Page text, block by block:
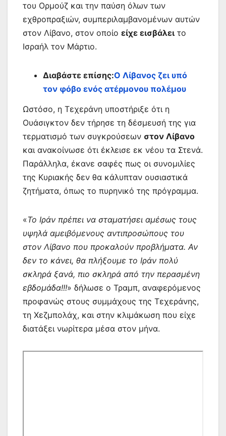
του Ορμούζ και την παύση όλων των
εχθροπραξιών, συμπεριλαμβανομένων αυτών
στον Λίβανο, στον οποίο είχε εισβάλει το
Ισραήλ τον Μάρτιο.
Διαβάστε επίσης:Ο Λίβανος ζει υπό
τον φόβο ενός ατέρμονου πολέμου
Ωστόσο, η Τεχεράνη υποστήριξε ότι η
Ουάσιγκτον δεν τήρησε τη δέσμευσή της για
τερματισμό των συγκρούσεων στον Λίβανο
και ανακοίνωσε ότι έκλεισε εκ νέου τα Στενά.
Παράλληλα, έκανε σαφές πως οι συνομιλίες
της Κυριακής δεν θα κάλυπταν ουσιαστικά
ζητήματα, όπως το πυρηνικό της πρόγραμμα.
«Το Ιράν πρέπει να σταματήσει αμέσως τους
υψηλά αμειβόμενους αντιπροσώπους του
στον Λίβανο που προκαλούν προβλήματα. Αν
δεν το κάνει, θα πλήξουμε το Ιράν πολύ
σκληρά ξανά, πιο σκληρά από την περασμένη
εβδομάδα!!!» δήλωσε ο Τραμπ, αναφερόμενος
προφανώς στους συμμάχους της Τεχεράνης,
τη Χεζμπολάχ, και στην κλιμάκωση που είχε
διατάξει νωρίτερα μέσα στον μήνα.